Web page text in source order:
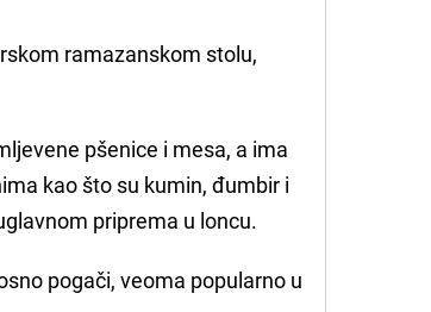
ramazanskom stolu,
pšenice i mesa, a ima
kao što su kumin, đumbir i
priprema u loncu.
pogači, veoma popularno u